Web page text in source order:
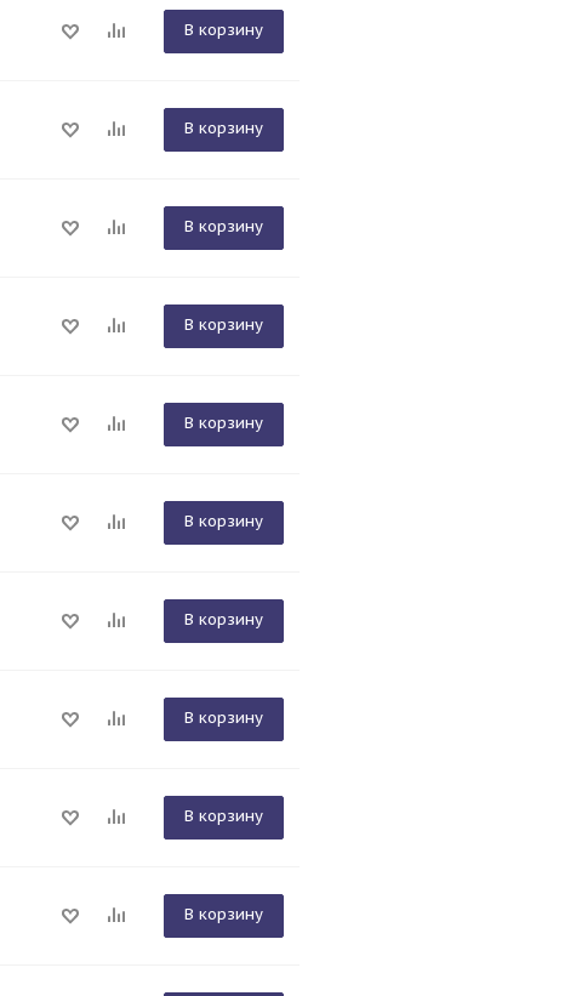
В корзину
В корзину
В корзину
В корзину
В корзину
В корзину
В корзину
В корзину
В корзину
В корзину